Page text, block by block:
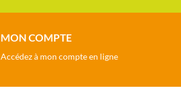
MON COMPTE
Accédez à mon compte en ligne